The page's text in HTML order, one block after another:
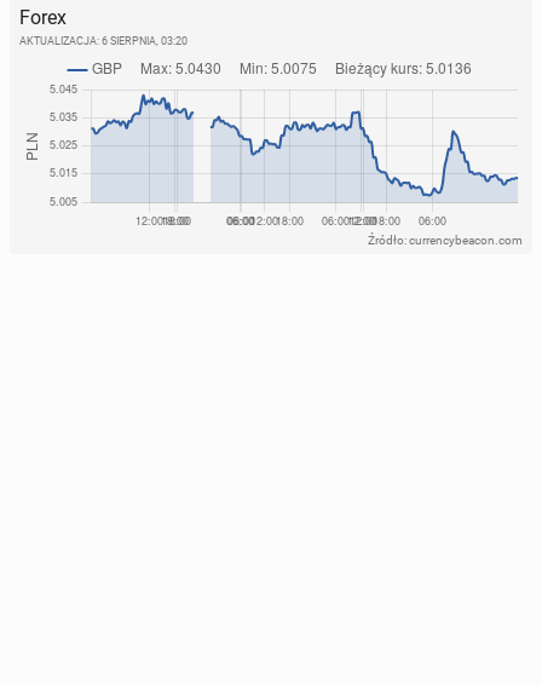
Forex
AKTUALIZACJA: 6 SIERPNIA, 03:20
Źródło: currencybeacon.com